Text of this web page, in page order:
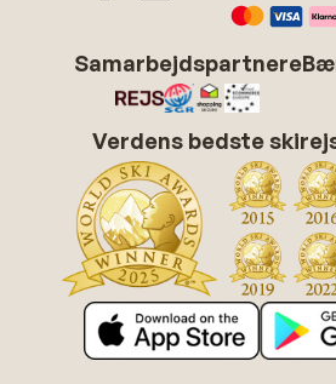
Samarbejdspartnere
Verdens bedste